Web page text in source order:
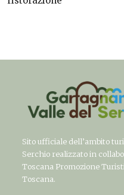
Sito ufficiale dell’ambito
Serchio realizzato in
Toscana Promozione
Toscana.